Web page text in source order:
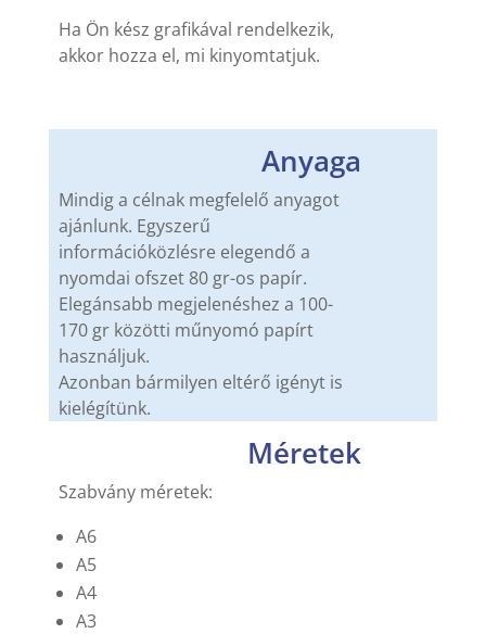
Ha Ön kész grafikával rendelkezik,
akkor hozza el, mi kinyomtatjuk.
Anyaga
Mindig a célnak megfelelő anyagot
ajánlunk. Egyszerű
információközlésre elegendő a
nyomdai ofszet 80 gr-os papír.
Elegánsabb megjelenéshez a 100-
170 gr közötti műnyomó papírt
használjuk.
Azonban bármilyen eltérő igényt is
kielégítünk.
Méretek
Szabvány méretek:
A6
A5
A4
A3